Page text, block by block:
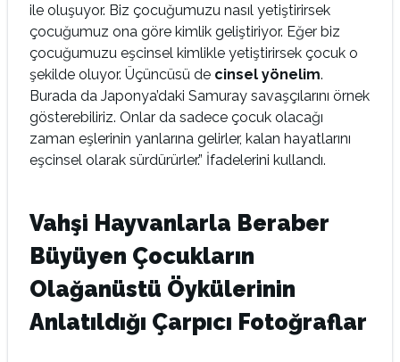
ile oluşuyor. Biz çocuğumuzu nasıl yetiştirirsek
çocuğumuz ona göre kimlik geliştiriyor. Eğer biz
çocuğumuzu eşcinsel kimlikle yetiştirirsek çocuk o
şekilde oluyor. Üçüncüsü de cinsel yönelim.
Burada da Japonya’daki Samuray savaşçılarını örnek
gösterebiliriz. Onlar da sadece çocuk olacağı
zaman eşlerinin yanlarına gelirler, kalan hayatlarını
eşcinsel olarak sürdürürler.” İfadelerini kullandı.
Vahşi Hayvanlarla Beraber
Büyüyen Çocukların
Olağanüstü Öykülerinin
Anlatıldığı Çarpıcı Fotoğraflar